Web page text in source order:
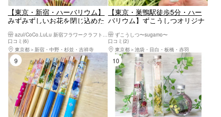
【東京・新宿・ハーバリウム】
みずみずしいお花を閉じ込めた
お花で癒されながら可愛いペン
を作りましょう♪ （親子 ハン
ドメイド ものづくり 体験 出張
ワークショップ 企業イベン
azul/CoCo.LuLu 新宿フラワークラフト体験工房
口コミ(6)
東京都
新宿・中野・杉並・吉祥寺
【東京・巣鴨駅徒歩5分・ハー
バリウム】ずこうしつオリジナ
ーバリウム(1本制作)
ずこうしつ〜sugamo〜
口コミ(2)
東京都
池袋・目白・板橋・赤羽
9位 10位